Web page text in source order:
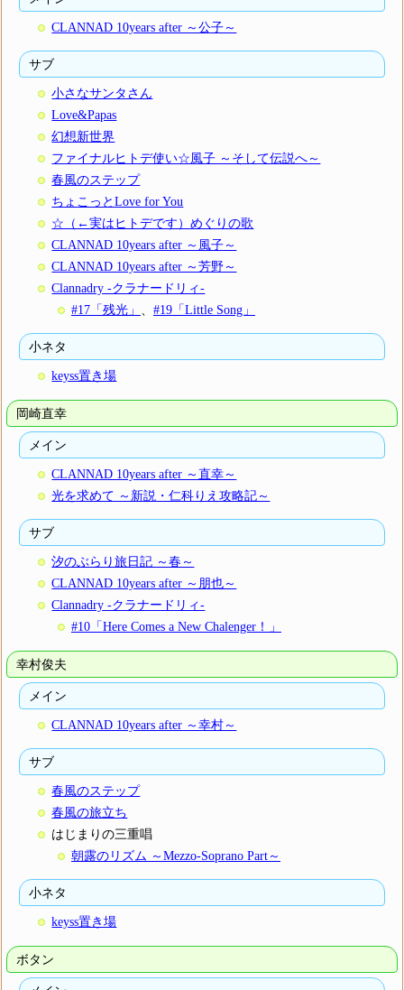
CLANNAD 10years after ～公子～
サブ
小さなサンタさん
Love&Papas
幻想新世界
ファイナルヒトデ使い☆風子 ～そして伝説へ～
春風のステップ
ちょこっとLove for You
☆（←実はヒトデです）めぐりの歌
CLANNAD 10years after ～風子～
CLANNAD 10years after ～芳野～
Clannadry -クラナードリィ-
#17「残光」
#19「Little Song」
小ネタ
keyss置き場
岡崎直幸
メイン
CLANNAD 10years after ～直幸～
光を求めて ～新説・仁科りえ攻略記～
サブ
汐のぶらり旅日記 ～春～
CLANNAD 10years after ～朋也～
Clannadry -クラナードリィ-
#10「Here Comes a New Chalenger！」
幸村俊夫
メイン
CLANNAD 10years after ～幸村～
サブ
春風のステップ
春風の旅立ち
はじまりの三重唱
朝露のリズム ～Mezzo-Soprano Part～
小ネタ
keyss置き場
ボタン